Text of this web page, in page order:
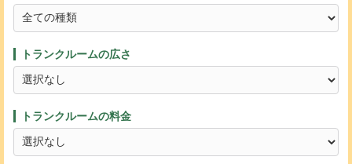
トランクルームの広さ
トランクルームの料金